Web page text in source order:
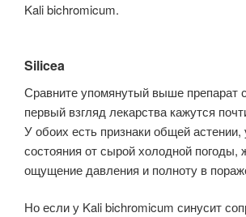
Kali bichromicum.
Silicea
Сравните упомянутый выше препарат
первый взгляд лекарства кажутся
У обоих есть признаки общей
состояния от сырой холодной погоды,
ощущение давления и полноту в
Но если у Kali bichromicum синусит